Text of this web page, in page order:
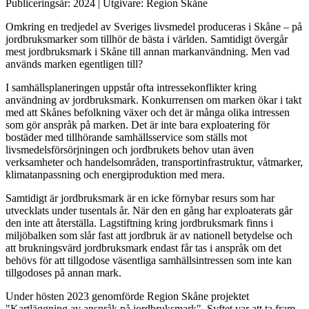
Publiceringsår: 2024 | Utgivare: Region Skåne
Omkring en tredjedel av Sveriges livsmedel produceras i Skåne – på
jordbruksmarker som tillhör de bästa i världen. Samtidigt övergår
mest jordbruksmark i Skåne till annan markanvändning. Men vad
används marken egentligen till?
I samhällsplaneringen uppstår ofta intressekonflikter kring
användning av jordbruksmark. Konkurrensen om marken ökar i takt
med att Skånes befolkning växer och det är många olika intressen
som gör anspråk på marken. Det är inte bara exploatering för
bostäder med tillhörande samhällsservice som ställs mot
livsmedelsförsörjningen och jordbrukets behov utan även
verksamheter och handelsområden, transportinfrastruktur, våtmarker,
klimatanpassning och energiproduktion med mera.
Samtidigt är jordbruksmark är en icke förnybar resurs som har
utvecklats under tusentals år. När den en gång har exploaterats går
den inte att återställa. Lagstiftning kring jordbruksmark finns i
miljöbalken som slår fast att jordbruk är av nationell betydelse och
att brukningsvärd jordbruksmark endast får tas i anspråk om det
behövs för att tillgodose väsentliga samhällsintressen som inte kan
tillgodoses på annan mark.
Under hösten 2023 genomförde Region Skåne projektet